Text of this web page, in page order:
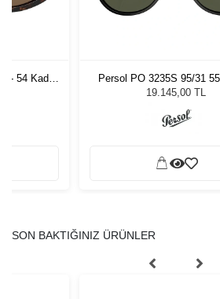
- 54 Kadın
Persol PO 3235S 95/31 55
Güneş Gözlüğü
19.145,00 TL
SON BAKTIĞINIZ ÜRÜNLER